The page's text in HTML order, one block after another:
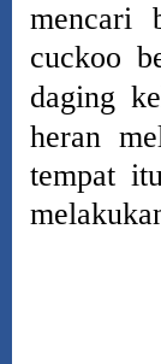
mencari
cuckoo
daging
heran
tempat